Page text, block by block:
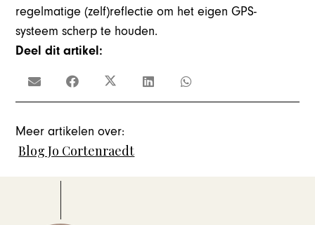
regelmatige (zelf)reflectie om het eigen GPS-
systeem scherp te houden.
Deel dit artikel:
Meer artikelen over:
Blog Jo Cortenraedt